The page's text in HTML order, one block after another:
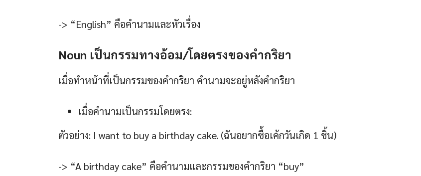
-> “English” คือคำนามและหัวเรื่อง
Noun เป็นกรรมทางอ้อม/โดยตรงของคำกริยา
เมื่อทำหน้าที่เป็นกรรมของคำกริยา คำนามจะอยู่หลังคำกริยา
เมื่อคำนามเป็นกรรมโดยตรง:
ตัวอย่าง: I want to buy a birthday cake. (ฉันอยากซื้อเค้กวันเกิด 1 ชิ้น)
-> “A birthday cake” คือคำนามและกรรมของคำกริยา “buy”